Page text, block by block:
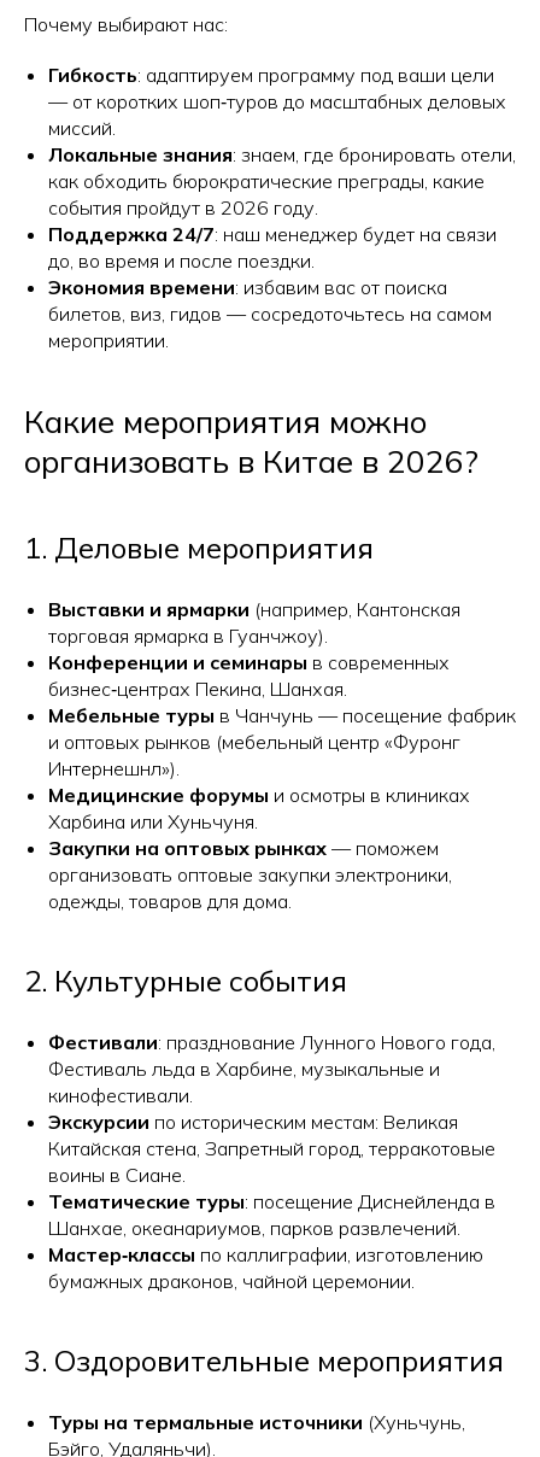
Почему выбирают нас:
Гибкость: адаптируем программу под ваши цели
— от коротких шоп‑туров до масштабных деловых
миссий.
Локальные знания: знаем, где бронировать отели,
как обходить бюрократические преграды, какие
события пройдут в 2026 году.
Поддержка 24/7: наш менеджер будет на связи
до, во время и после поездки.
Экономия времени: избавим вас от поиска
билетов, виз, гидов — сосредоточьтесь на самом
мероприятии.
Какие мероприятия можно
организовать в Китае в 2026?
1. Деловые мероприятия
Выставки и ярмарки (например, Кантонская
торговая ярмарка в Гуанчжоу).
Конференции и семинары в современных
бизнес‑центрах Пекина, Шанхая.
Мебельные туры в Чанчунь — посещение фабрик
и оптовых рынков (мебельный центр «Фуронг
Интернешнл»).
Медицинские форумы и осмотры в клиниках
Харбина или Хуньчуня.
Закупки на оптовых рынках — поможем
организовать оптовые закупки электроники,
одежды, товаров для дома.
2. Культурные события
Фестивали: празднование Лунного Нового года,
Фестиваль льда в Харбине, музыкальные и
кинофестивали.
Экскурсии по историческим местам: Великая
Китайская стена, Запретный город, терракотовые
воины в Сиане.
Тематические туры: посещение Диснейленда в
Шанхае, океанариумов, парков развлечений.
Мастер‑классы по каллиграфии, изготовлению
бумажных драконов, чайной церемонии.
3. Оздоровительные мероприятия
Туры на термальные источники (Хуньчунь,
Бэйго, Удаляньчи).